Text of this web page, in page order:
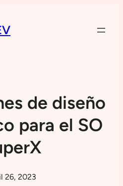
de diseño
para el SO
26, 2023